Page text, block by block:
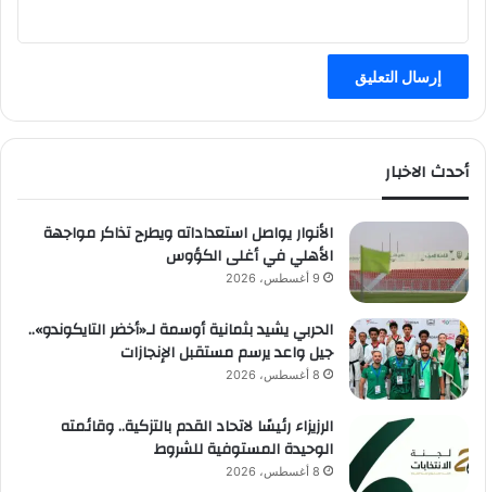
أحدث الاخبار
الأنوار يواصل استعداداته ويطرح تذاكر مواجهة
الأهلي في أغلى الكؤوس
9 أغسطس، 2026
الحربي يشيد بثمانية أوسمة لـ«أخضر التايكوندو»..
جيل واعد يرسم مستقبل الإنجازات
8 أغسطس، 2026
الرزيزاء رئيسًا لاتحاد القدم بالتزكية.. وقائمته
الوحيدة المستوفية للشروط
8 أغسطس، 2026